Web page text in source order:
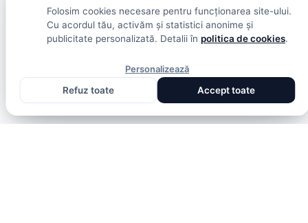
Folosim cookies necesare pentru funcționarea site-ului.
Cu acordul tău, activăm și statistici anonime și
publicitate personalizată. Detalii în politica de cookies.
Personalizează
Refuz toate
Accept toate